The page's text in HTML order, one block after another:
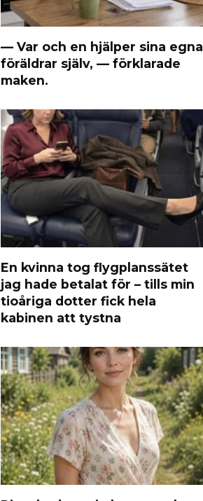
— Var och en hjälper sina egna
föräldrar själv, — förklarade
maken.
En kvinna tog flygplanssätet
jag hade betalat för – tills min
tioåriga dotter fick hela
kabinen att tystna